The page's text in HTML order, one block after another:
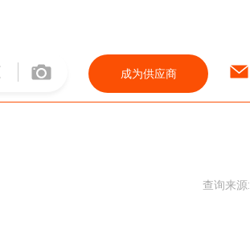
成为供应商
查询来源: